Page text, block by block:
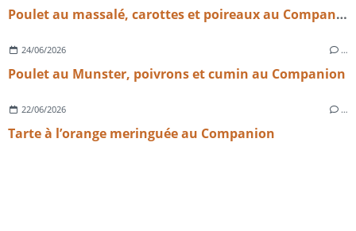
Poulet au massalé, carottes et poireaux au Companion
24/06/2026 …
Poulet au Munster, poivrons et cumin au Companion
22/06/2026 …
Tarte à l’orange meringuée au Companion